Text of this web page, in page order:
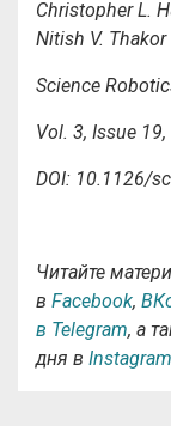
Christopher L.
Nitish V. Thakor
Science
Vol. 3, Issue
DOI: 10.1126/
Читайте
в Facebook,
в Telegram, а
дня в Instagram